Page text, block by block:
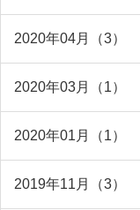
2020年04月（3）
2020年03月（1）
2020年01月（1）
2019年11月（3）